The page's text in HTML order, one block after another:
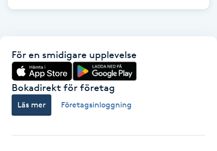
Huduppstramning
Hudvård
Hyaluronsyra
Hyperhidros
För en smidigare upplevelse
Bokadirekt för företag
Läs mer Företagsinloggning